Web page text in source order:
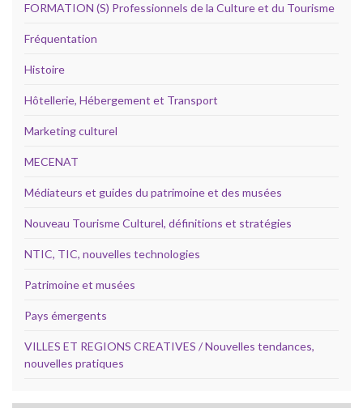
FORMATION (S) Professionnels de la Culture et du Tourisme
Fréquentation
Histoire
Hôtellerie, Hébergement et Transport
Marketing culturel
MECENAT
Médiateurs et guides du patrimoine et des musées
Nouveau Tourisme Culturel, définitions et stratégies
NTIC, TIC, nouvelles technologies
Patrimoine et musées
Pays émergents
VILLES ET REGIONS CREATIVES / Nouvelles tendances,
nouvelles pratiques